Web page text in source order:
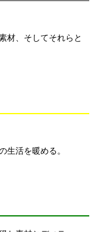
材、そしてそれらと
生活を暖める。